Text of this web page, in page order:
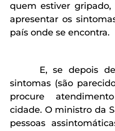
quem estiver
apresentar os
país onde se encontra.
E, se depois de
sintomas (são
procure
cidade. O ministro da
pessoas